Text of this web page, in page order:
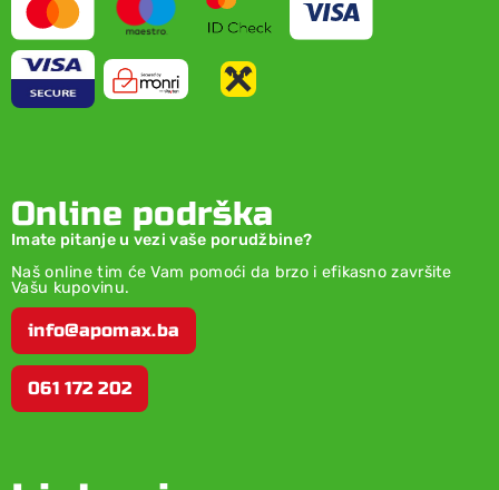
Online podrška
Imate pitanje u vezi vaše porudžbine?
Naš online tim će Vam pomoći da brzo i efikasno završite
Vašu kupovinu.
info@apomax.ba
061 172 202